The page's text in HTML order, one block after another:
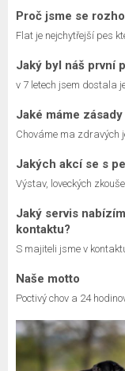
Proč jsme se
Flat je nejchytřejší pes
Jaký byl náš první
v 7 letech jsem dostala
Jaké máme
Chováme ma zdravých
Jakých akcí se s
Výstav, loveckých
Jaký servis
kontaktu?
S majiteli jsme v
Naše motto
Poctivý chov a 24